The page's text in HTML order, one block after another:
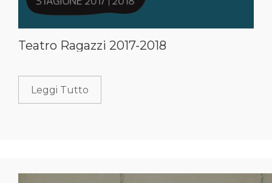
Teatro Ragazzi 2017-2018
Leggi Tutto